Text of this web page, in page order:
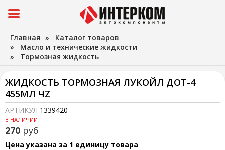
Главная » Каталог товаров
» Масло и технические жидкости
» Тормозная жидкость
ЖИДКОСТЬ ТОРМОЗНАЯ ЛУКОЙЛ ДОТ-4
455МЛ ЧZ
АРТИКУЛ 1339420
В НАЛИЧИИ
270 руб
Цена указана за 1 единицу товара